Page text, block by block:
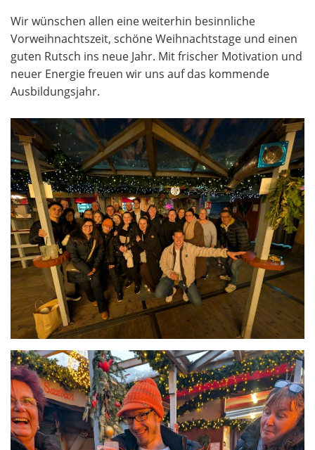
Wir wünschen allen eine weiterhin besinnliche
Vorweihnachtszeit, schöne Weihnachtstage und einen
guten Rutsch ins neue Jahr. Mit frischer Motivation und
neuer Energie freuen wir uns auf das kommende
Ausbildungsjahr.